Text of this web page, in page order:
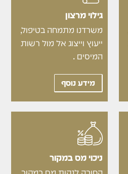
גילוי מרצון
משרדנו מתמחה בטיפול,
ייעוץ וייצוג אל מול רשות
המיסים .
מידע נוסף
ניכוי מס במקור